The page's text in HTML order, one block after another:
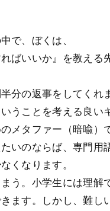
で、ぼくは、
ばいいか』を教える
分の返事をしてくれ
うことを考える良い
メタファー（暗喩）
いのならば、専門用
くなります。
う。小学生には理解
ます。しかし、難し